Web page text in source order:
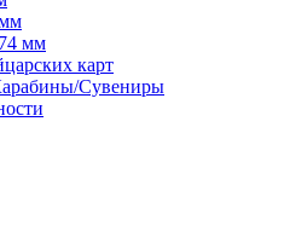
мм
карт
Сувениры